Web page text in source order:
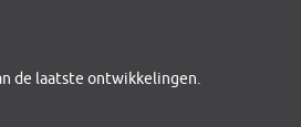
de laatste ontwikkelingen.